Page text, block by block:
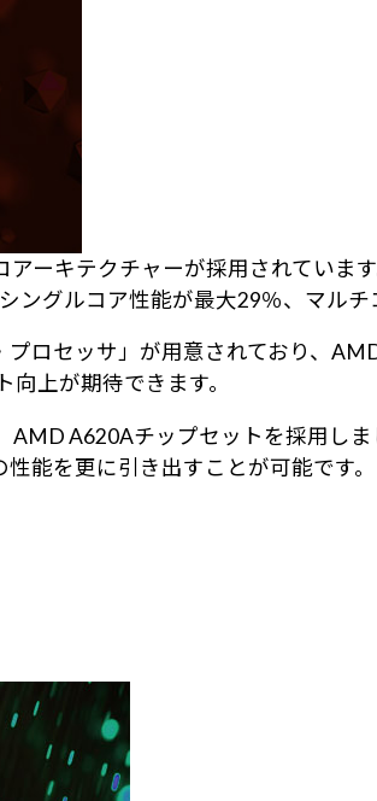
ーキテクチャーが採用されていま
グルコア性能が最大29％、マルチ
ロセッサ」が用意されており、
上が期待できます。
A620Aチップセットを採用し
能を更に引き出すことが可能です。